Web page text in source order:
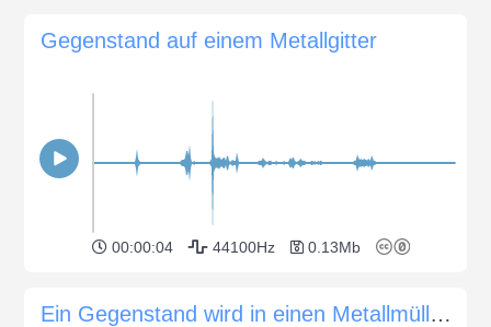
Gegenstand auf einem Metallgitter
00:00:04 44100Hz 0.13Mb
Ein Gegenstand wird in einen Metallmülleimer geworfen